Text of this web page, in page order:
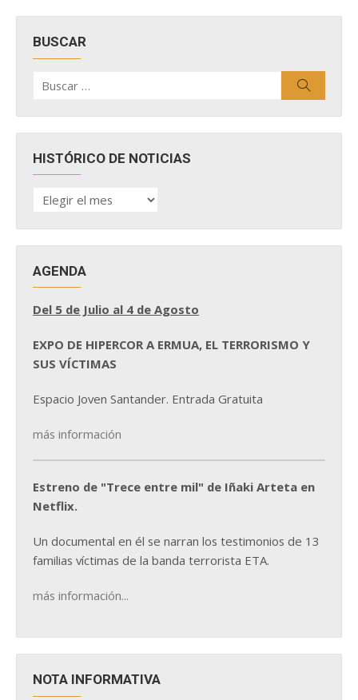
BUSCAR
por:
HISTÓRICO DE NOTICIAS
HISTÓRICO
DE
AGENDA
Del 5 de Julio al 4 de Agosto
EXPO DE HIPERCOR A ERMUA, EL TERRORISMO Y
SUS VÍCTIMAS
Espacio Joven Santander. Entrada Gratuita
más información
Estreno de "Trece entre mil" de Iñaki Arteta en
Netflix.
Un documental en él se narran los testimonios de 13
familias víctimas de la banda terrorista ETA.
más información...
NOTA INFORMATIVA